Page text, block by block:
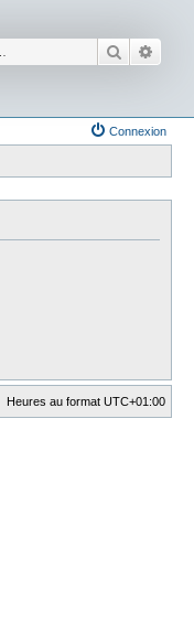
Connexion
Heures au format UTC+01:00